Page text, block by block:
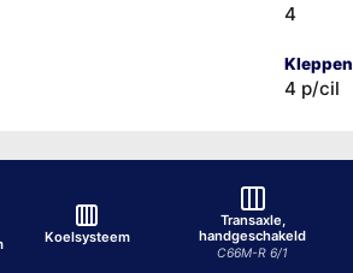
4
Kleppen
4 p/cil
Koelsysteem
Transaxle,
handgeschakeld
C66M-R 6/1